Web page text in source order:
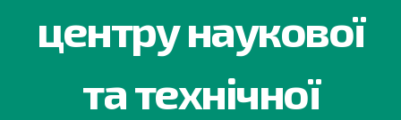
центру наукової
та технічної